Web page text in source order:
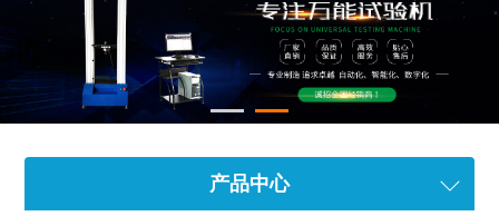
产品中心